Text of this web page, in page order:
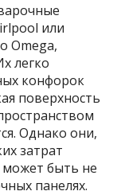
или
Omega,
легко
конфорок
поверхность
Однако они,
затрат
может быть не
панелях.